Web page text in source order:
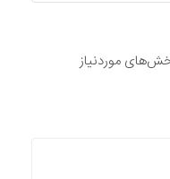
موردنیاز